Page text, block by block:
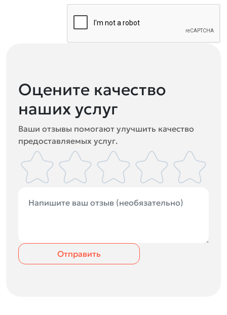
Оцените качество
наших услуг
Ваши отзывы помогают улучшить качество
предоставляемых услуг.
Отправить